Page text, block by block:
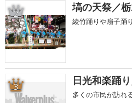
2 塙の天祭／
綾竹踊りや扇子踊
3 日光和楽踊
多くの市民が訪れ